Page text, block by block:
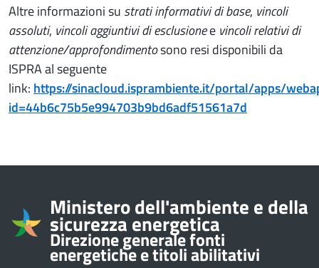
Altre informazioni su strati informativi di base, vincoli
assoluti, vincoli aggiuntivi di esclusionee vincoli relativi di
attenzione/approfondimentosono resi disponibili da
ISPRA al seguente
link: https://sinacloud.isprambiente.it/portal/apps/
id=44b6c75b5e994703b9bd6adf51561a7d
Informazioni su
Ministero dell'ambiente e della
sicurezza energetica
Direzione generale fonti
energetiche e titoli abilitativi